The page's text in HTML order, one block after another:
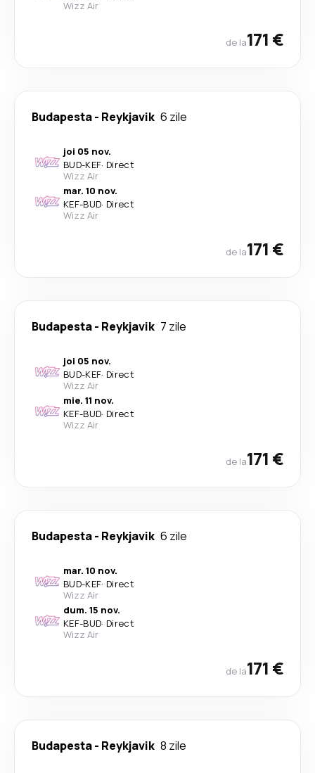
Wizz Air
de la171 €
Budapesta- Reykjavik 6 zile
joi 05 nov.
BUD-KEF· Direct
Wizz Air
mar. 10 nov.
KEF-BUD· Direct
Wizz Air
de la171 €
Budapesta- Reykjavik 7 zile
joi 05 nov.
BUD-KEF· Direct
Wizz Air
mie. 11 nov.
KEF-BUD· Direct
Wizz Air
de la171 €
Budapesta- Reykjavik 6 zile
mar. 10 nov.
BUD-KEF· Direct
Wizz Air
dum. 15 nov.
KEF-BUD· Direct
Wizz Air
de la171 €
Budapesta- Reykjavik 8 zile